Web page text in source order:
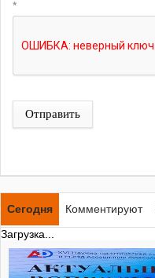
*
Отправить
Сегодня Комментируют
Загрузка...